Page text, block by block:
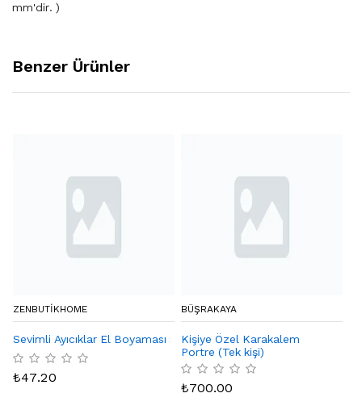
mm'dir. )
Benzer Ürünler
ZENBUTIKHOME
Sevimli Ayıcıklar El Boyaması
₺47.20
BÜŞRAKAYA
Kişiye Özel Karakalem
Portre (Tek kişi)
₺700.00